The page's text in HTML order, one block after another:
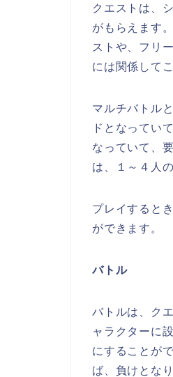
クエストは、
がもらえます
ストや、フリ
には関係して
マルチバトル
ドとなってい
なっていて、
は、１～４人
プレイすると
ができます。
バトル
バトルは、ク
ャラクターに
にすることが
ば、負けとな